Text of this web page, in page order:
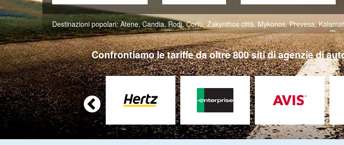
Destinazioni popolari:Atene,Candia, Rodi,Corfù,Zakynthos città, Mykonos,Prevesa,
Confrontiamo le tariffe da oltre 800 siti di agenzie di
